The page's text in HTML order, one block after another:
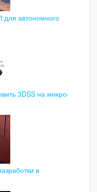
для автономного
3DSS на микро-
в